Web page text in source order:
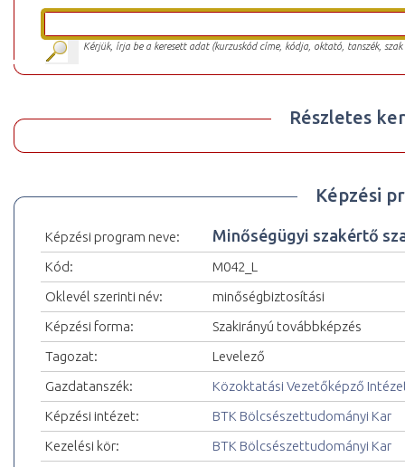
Kérjük, írja be a keresett adat (kurzuskód címe, kódja, oktató, tanszék,
Részletes
Képzési
Képzési program neve: Minőségügyi szakértő
Kód:
M042_L
Oklevél szerinti név:
minőségbiztosítási
Képzési forma:
Szakirányú továbbképzés
Tagozat:
Levelező
Gazdatanszék:
Közoktatási Vezetőképző
Képzési intézet:
BTK Bölcsészettudományi Kar
Kezelési kör:
BTK Bölcsészettudományi Kar